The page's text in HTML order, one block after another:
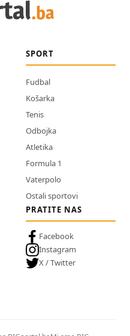
SPORT
Fudbal
Košarka
Tenis
Odbojka
Atletika
Formula 1
Vaterpolo
Ostali sportovi
PRATITE NAS
Facebook
Instagram
X / Twitter